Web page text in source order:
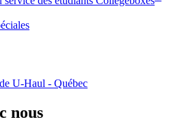
U-Haul - Québec
nous